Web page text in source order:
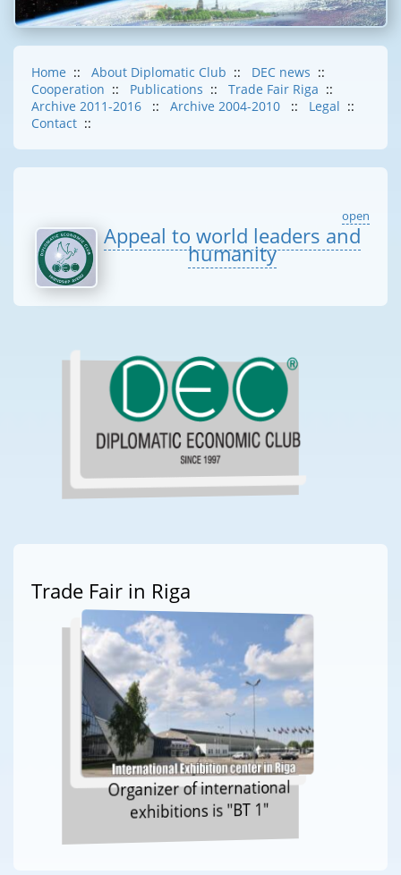
Home :: About Diplomatic Club :: DEC news ::
Cooperation :: Publications :: Trade Fair Riga ::
Archive 2011-2016
:: Archive 2004-2010 :: Legal ::
Contact ::
open
Appeal to world leaders and
humanity
Trade Fair in Riga
Organizer of international
exhibitions is "BT 1"